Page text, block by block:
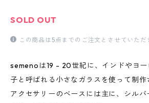
SOLD OUT
この商品は5点までのご注文とさせていただ
semenoは19 - 20世紀に、インドやヨ
子と呼ばれる小さなガラスを使って制作
アクセサリーのベースには主に、シルバ